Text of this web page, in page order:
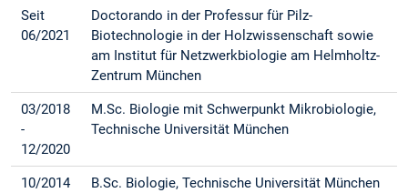
Seit
06/2021
Doctorando in der Professur für Pilz-
Biotechnologie in der Holzwissenschaft sowie
am Institut für Netzwerkbiologie am Helmholtz-
Zentrum München
03/2018
-
12/2020
M.Sc. Biologie mit Schwerpunkt Mikrobiologie,
Technische Universität München
10/2014
B.Sc. Biologie, Technische Universität München